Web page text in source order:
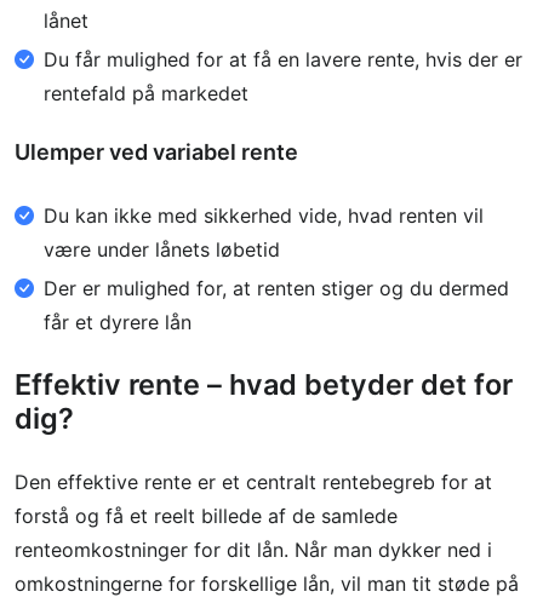
lånet
Du får mulighed for at få en lavere rente, hvis der er
rentefald på markedet
Ulemper ved variabel rente
Du kan ikke med sikkerhed vide, hvad renten vil
være under lånets løbetid
Der er mulighed for, at renten stiger og du dermed
får et dyrere lån
Effektiv rente – hvad betyder det for
dig?
Den effektive rente er et centralt rentebegreb for at
forstå og få et reelt billede af de samlede
renteomkostninger for dit lån. Når man dykker ned i
omkostningerne for forskellige lån, vil man tit støde på